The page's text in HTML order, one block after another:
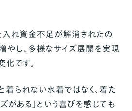
入れ資金不足が解消されたの
やし、多様なサイズ展開を実現
です。
着られない水着ではなく、着た
がある」という喜びを感じても